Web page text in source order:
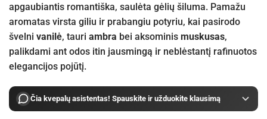
apgaubiantis romantiška, saulėta gėlių šiluma. Pamažu
aromatas virsta giliu ir prabangiu potyriu, kai pasirodo
švelni vanilė, tauri ambra bei aksominis muskusas,
palikdami ant odos itin jausmingą ir neblėstantį rafinuotos
elegancijos pojūtį.
Čia kvepalų asistentas! Spauskite ir užduokite klausimą